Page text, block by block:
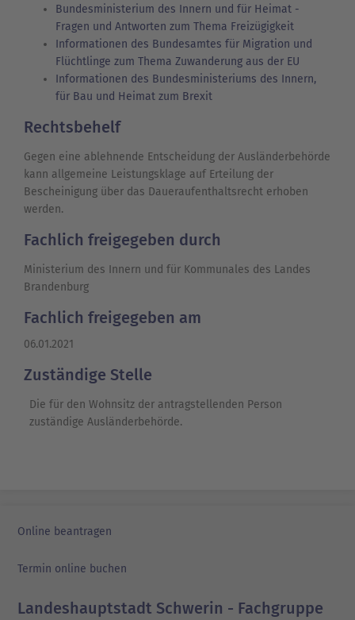
Bundesministerium des Innern und für Heimat -
Fragen und Antworten zum Thema Freizügigkeit
Informationen des Bundesamtes für Migration und
Flüchtlinge zum Thema Zuwanderung aus der EU
Informationen des Bundesministeriums des Innern,
für Bau und Heimat zum Brexit
Rechtsbehelf
Gegen eine ablehnende Entscheidung der Ausländerbehörde
kann allgemeine Leistungsklage auf Erteilung der
Bescheinigung über das Daueraufenthaltsrecht erhoben
werden.
Fachlich freigegeben durch
Ministerium des Innern und für Kommunales des Landes
Brandenburg
Fachlich freigegeben am
06.01.2021
Zuständige Stelle
Die für den Wohnsitz der antragstellenden Person
zuständige Ausländerbehörde.
Online beantragen
Termin online buchen
Landeshauptstadt Schwerin - Fachgruppe